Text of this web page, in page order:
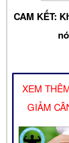
CAM KẾT:
XEM
GIẢM